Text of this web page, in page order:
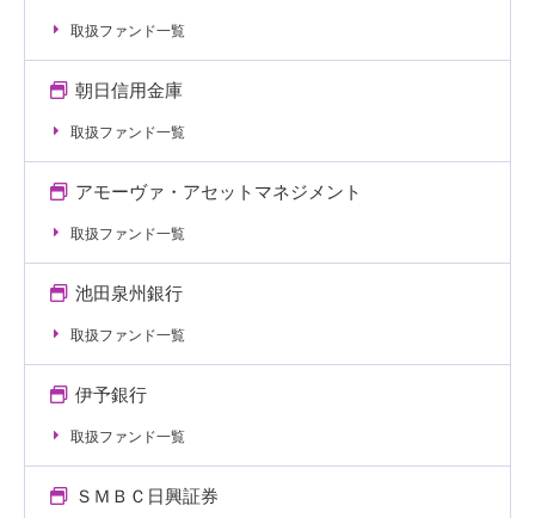
取扱ファンド一覧
朝日信用金庫
取扱ファンド一覧
アモーヴァ・アセットマネジメント
取扱ファンド一覧
池田泉州銀行
取扱ファンド一覧
伊予銀行
取扱ファンド一覧
ＳＭＢＣ日興証券